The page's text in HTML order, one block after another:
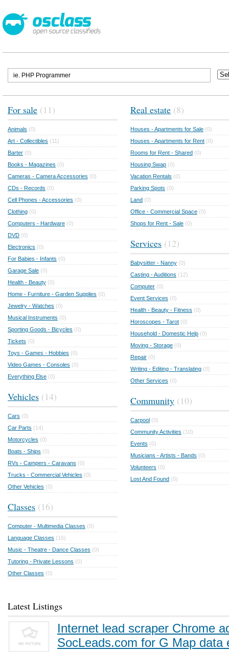
For sale (11)
Animals (0)
Art - Collectibles (11)
Barter (0)
Books - Magazines (0)
Cameras - Camera Accessories (0)
CDs - Records (0)
Cell Phones - Accessories (0)
Clothing (0)
Computers - Hardware (0)
DVD (0)
Electronics (0)
For Babies - Infants (0)
Garage Sale (0)
Health - Beauty (0)
Home - Furniture - Garden Supplies (0)
Jewelry - Watches (0)
Musical Instruments (0)
Sporting Goods - Bicycles (0)
Tickets (0)
Toys - Games - Hobbies (0)
Video Games - Consoles (0)
Everything Else (0)
Vehicles (14)
Cars (0)
Car Parts (14)
Motorcycles (0)
Boats - Ships (0)
RVs - Campers - Caravans (0)
Trucks - Commercial Vehicles (0)
Other Vehicles (0)
Classes (16)
Computer - Multimedia Classes (0)
Language Classes (16)
Music - Theatre - Dance Classes (0)
Tutoring - Private Lessons (0)
Other Classes (0)
Real estate (8)
Houses - Apartments for Sale (0)
Houses - Apartments for Rent (8)
Rooms for Rent - Shared (0)
Housing Swap (0)
Vacation Rentals (0)
Parking Spots (0)
Land (0)
Office - Commercial Space (0)
Shops for Rent - Sale (0)
Services (12)
Babysitter - Nanny (0)
Casting - Auditions (12)
Computer (0)
Event Services (0)
Health - Beauty - Fitness (0)
Horoscopes - Tarot (0)
Household - Domestic Help (0)
Moving - Storage (0)
Repair (0)
Writing - Editing - Translating (0)
Other Services (0)
Community (10)
Carpool (0)
Community Activities (10)
Events (0)
Musicians - Artists - Bands (0)
Volunteers (0)
Lost And Found (0)
Latest Listings
Internet lead scraper Chrome
SocLeads.com for G Map data